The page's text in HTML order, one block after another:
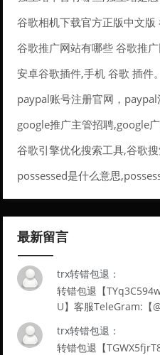
谷歌相机下载官方正版中文
安装
谷歌推广网站有哪些 谷歌推
安卓谷歌插件,手机 谷歌 插件。
paypal账号注册官网，paypal
google推广主管招聘,google广
谷歌引擎优化搜索工具,谷歌搜
possessed是什么意思
最新留言
trx转错包退：
转错包退【
U】客服TeleGram:【
trx转错包退：
转错包退【